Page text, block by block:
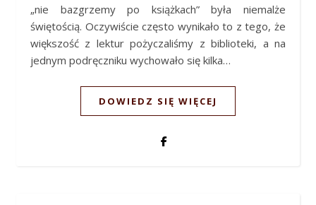
„nie bazgrzemy po książkach” była niemalże
świętością. Oczywiście często wynikało to z tego, że
większość z lektur pożyczaliśmy z biblioteki, a na
jednym podręczniku wychowało się kilka…
DOWIEDZ SIĘ WIĘCEJ